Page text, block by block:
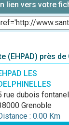
lien vers votre
(EHPAD) près de
LES
5 rue dubois
Grenoble
: 0.00 Km